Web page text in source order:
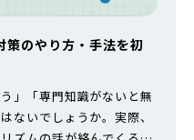
策のやり方・手法を初
」「専門知識がないと無
ないでしょうか。実際、